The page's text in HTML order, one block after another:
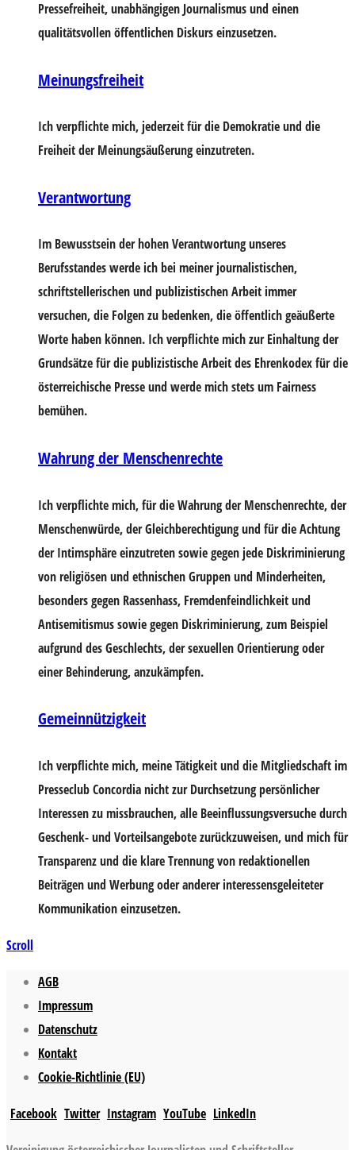
Pressefreiheit, unabhängigen Journalismus und einen
qualitätsvollen öffentlichen Diskurs einzusetzen.
Meinungsfreiheit
Ich verpflichte mich, jederzeit für die Demokratie und die
Freiheit der Meinungsäußerung einzutreten.
Verantwortung
Im Bewusstsein der hohen Verantwortung unseres
Berufsstandes werde ich bei meiner journalistischen,
schriftstellerischen und publizistischen Arbeit immer
versuchen, die Folgen zu bedenken, die öffentlich geäußerte
Worte haben können. Ich verpflichte mich zur Einhaltung der
Grundsätze für die publizistische Arbeit des Ehrenkodex für die
österreichische Presse und werde mich stets um Fairness
bemühen.
Wahrung der Menschenrechte
Ich verpflichte mich, für die Wahrung der Menschenrechte, der
Menschenwürde, der Gleichberechtigung und für die Achtung
der Intimsphäre einzutreten sowie gegen jede Diskriminierung
von religiösen und ethnischen Gruppen und Minderheiten,
besonders gegen Rassenhass, Fremdenfeindlichkeit und
Antisemitismus sowie gegen Diskriminierung, zum Beispiel
aufgrund des Geschlechts, der sexuellen Orientierung oder
einer Behinderung, anzukämpfen.
Gemeinnützigkeit
Ich verpflichte mich, meine Tätigkeit und die Mitgliedschaft im
Presseclub Concordia nicht zur Durchsetzung persönlicher
Interessen zu missbrauchen, alle Beeinflussungsversuche durch
Geschenk- und Vorteilsangebote zurückzuweisen, und mich für
Transparenz und die klare Trennung von redaktionellen
Beiträgen und Werbung oder anderer interessensgeleiteter
Kommunikation einzusetzen.
Scroll
AGB
Impressum
Datenschutz
Kontakt
Cookie-Richtlinie (EU)
Facebook Twitter Instagram YouTube LinkedIn